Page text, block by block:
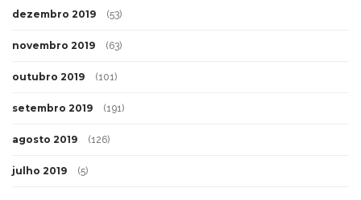
dezembro 2019 (53)
novembro 2019 (63)
outubro 2019 (101)
setembro 2019 (191)
agosto 2019 (126)
julho 2019 (5)